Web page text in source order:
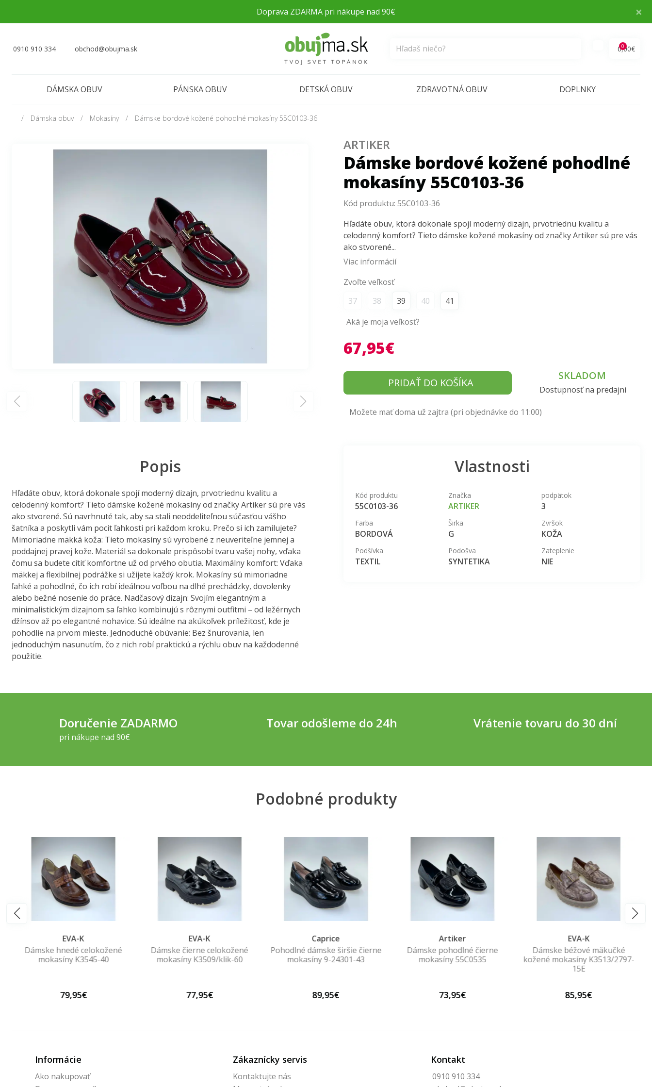
×
Doprava ZDARMA pri nákupe nad 90€
0910 910 334 obchod@obujma.sk 0
0,00€
DÁMSKA OBUV PÁNSKA OBUV DETSKÁ OBUV ZDRAVOTNÁ OBUV DOPLNKY
Dámska obuv Mokasíny Dámske bordové kožené pohodlné mokasíny 55C0103-36
Dámske bordové kožené pohodlné
mokasíny 55C0103-36
ARTIKER
Kód produktu: 55C0103-36
Hľadáte obuv, ktorá dokonale spojí moderný dizajn, prvotriednu kvalitu a
celodenný komfort? Tieto dámske kožené mokasíny od značky Artiker sú pre vás
ako stvorené...
Viac informácií
Zvoľte veľkosť
37
38 39 40
41
Aká je moja veľkosť?
67,95€
SKLADOM
Dostupnosť na predajni
PRIDAŤ DO KOŠÍKA
Možete mať doma už zajtra (pri objednávke do 11:00)
Popis
Hľadáte obuv, ktorá dokonale spojí moderný dizajn, prvotriednu kvalitu a
celodenný komfort? Tieto dámske kožené mokasíny od značky Artiker sú pre vás
ako stvorené. Sú navrhnuté tak, aby sa stali neoddeliteľnou súčasťou vášho
šatníka a poskytli vám pocit ľahkosti pri každom kroku. Prečo si ich zamilujete?
Mimoriadne mäkká koža: Tieto mokasíny sú vyrobené z neuveriteľne jemnej a
poddajnej pravej kože. Materiál sa dokonale prispôsobí tvaru vašej nohy, vďaka
čomu sa budete cítiť komfortne už od prvého obutia. Maximálny komfort: Vďaka
mäkkej a flexibilnej podrážke si užijete každý krok. Mokasíny sú mimoriadne
ľahké a pohodlné, čo ich robí ideálnou voľbou na dlhé prechádzky, dovolenky
alebo bežné nosenie do práce. Nadčasový dizajn: Svojím elegantným a
minimalistickým dizajnom sa ľahko kombinujú s rôznymi outfitmi – od ležérnych
džínsov až po elegantné nohavice. Sú ideálne na akúkoľvek príležitosť, kde je
pohodlie na prvom mieste. Jednoduché obúvanie: Bez šnurovania, len
jednoduchým nasunutím, čo z nich robí praktickú a rýchlu obuv na každodenné
použitie.
Vlastnosti
Kód produktu
55C0103-36
Značka
ARTIKER
podpätok
3
Farba
BORDOVÁ
Širka
G
Zvršok
KOŽA
Podšívka
TEXTIL
Podošva
SYNTETIKA
Zateplenie
NIE
Doručenie ZADARMO
pri nákupe nad 90€
Tovar odošleme do 24h Vrátenie tovaru do 30 dní
Podobné produkty
EVA-K
Dámske hnedé celokožené
mokasíny K3545-40
79,95€
EVA-K
Dámske čierne celokožené
mokasíny K3509/klik-60
77,95€
Caprice
Pohodlné dámske širšie čierne
mokasíny 9-24301-43
89,95€
Artiker
Dámske pohodlné čierne
mokasíny 55C0535
73,95€
EVA-K
Dámske béžové mäkučké
kožené mokasíny K3513/2797-
15E
85,95€
Informácie
Ako nakupovať
Zákaznícky servis
Kontaktujte nás
Kontakt
0910 910 334